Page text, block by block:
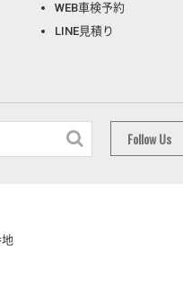
WEB車検予約
LINE見積り
Follow Us